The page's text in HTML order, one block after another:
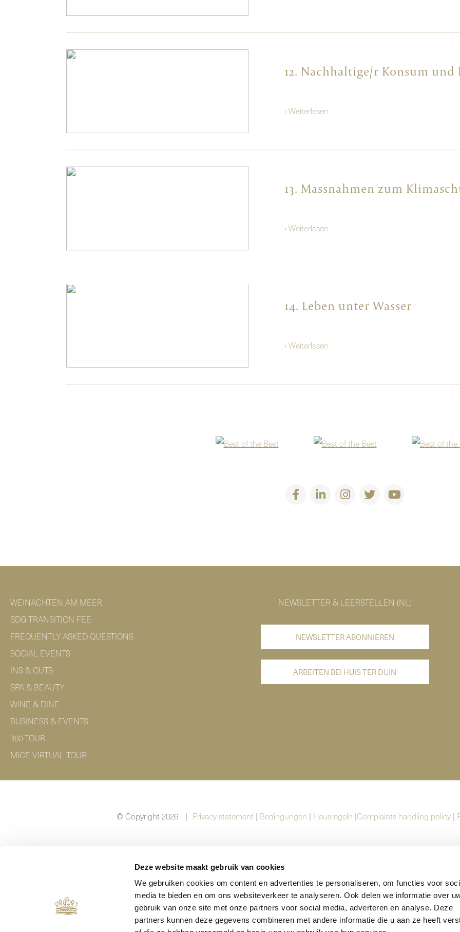
Deze website maakt gebruik van cookies
We gebruiken cookies om content en advertenties te personaliseren, om functies voor
media te bieden en om ons websiteverkeer te analyseren. Ook delen we informatie over
gebruik van onze site met onze partners voor social media, adverteren en analyse. Deze
partners kunnen deze gegevens combineren met andere informatie die u aan ze heeft
12. Nachhaltige/r Konsum
› Weiterlesen
13. Massnahmen zum
› Weiterlesen
14. Leben unter Wasser
› Weiterlesen
WEINACHTEN AM MEER
SDG TRANSITION FEE
FREQUENTLY ASKED QUESTIONS
SOCIAL EVENTS
INS & OUTS
SPA & BEAUTY
WINE & DINE
BUSINESS & EVENTS
360 TOUR
MICE VIRTUAL TOUR
NEWSLETTER & LEERSTELLEN (NL)
NEWSLETTER ABONNIEREN
ARBEITEN BEI HUIS TER DUIN
© Copyright 2026 | Privacy statement | Bedingungen | Hausregeln |Complaints handling policy |